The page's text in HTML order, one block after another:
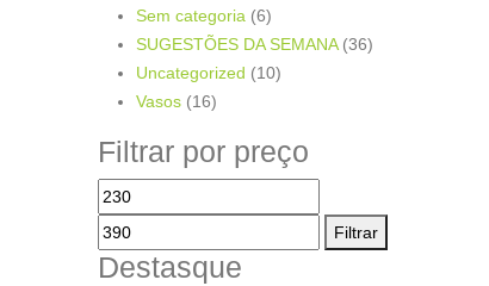
Sem categoria (6)
SUGESTÕES DA SEMANA (36)
Uncategorized (10)
Vasos (16)
Filtrar por preço
Filtrar
Destasque